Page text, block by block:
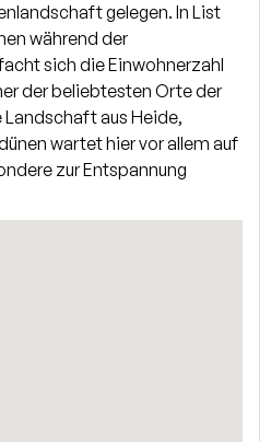
auf die Westterrasse,
Obergeschoss befinden sich
mit eingeführter
Blick in die Natur und
bietet die Immobilie eine
sowie 3 Kfz-
Dauerwohnung im
Küche mit Terrassenaustritt,
zwei großzügige
gelegen. In List
während der
sich die Einwohnerzahl
der beliebtesten Orte der
Landschaft aus Heide,
wartet hier vor allem auf
zur Entspannung